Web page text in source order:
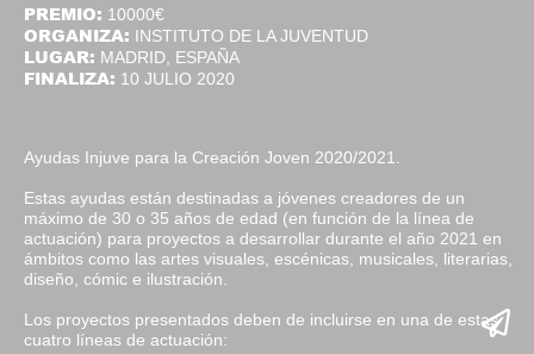
PREMIO: 10000€
ORGANIZA: INSTITUTO DE LA JUVENTUD
LUGAR: MADRID, ESPAÑA
FINALIZA: 10 JULIO 2020
Ayudas Injuve para la Creación Joven 2020/2021.
Estas ayudas están destinadas a jóvenes creadores de un
máximo de 30 o 35 años de edad (en función de la línea de
actuación) para proyectos a desarrollar durante el año 2021 en
ámbitos como las artes visuales, escénicas, musicales, literarias,
diseño, cómic e ilustración.
Los proyectos presentados deben de incluirse en una de estas
cuatro líneas de actuación: